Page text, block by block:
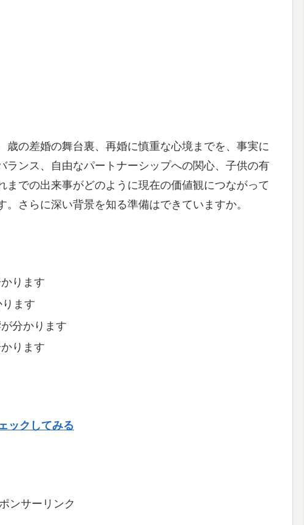
の差婚の舞台裏、再婚に慎重な心境までを、事実に
ランス、自由なパートナーシップへの関心、子供の有
での出来事がどのように現在の価値観につながって
さらに深い背景を知る準備はできていますか。
ります
ます
分かります
ります
ックしてみる
ンサーリンク